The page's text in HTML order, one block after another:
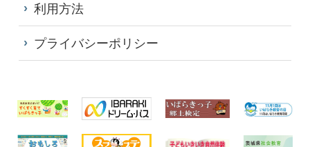
利用方法
プライバシーポリシー